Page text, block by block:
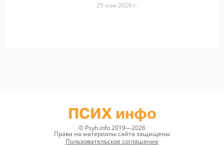
25 мая 2026 г.
ПСИХ инфо
© Psyh.info 2019—2026
Права на материалы сайта защищены
Пользовательское соглашение